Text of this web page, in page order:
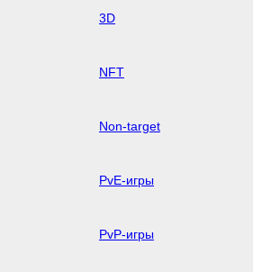
3D
NFT
Non-target
PvE-игры
PvP-игры